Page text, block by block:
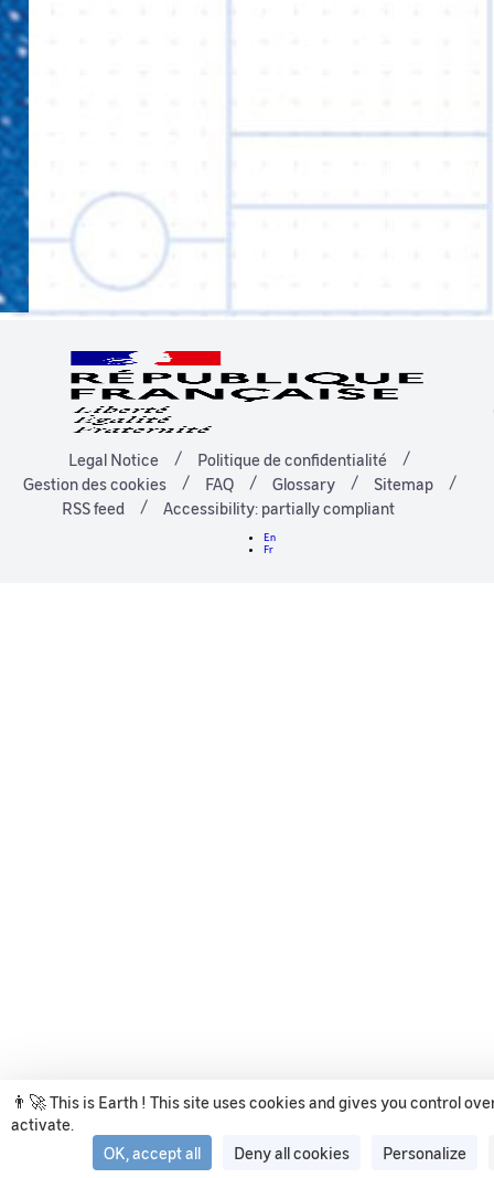
👨‍🚀 This is Earth ! This site uses cookies and gives you control
activate.
OK, accept all
Deny all cookies Personalize
Legal Notice
Politique de confidentialité
Gestion des cookies
FAQ Glossary
Sitemap
RSS feed
Accessibility: partially compliant
En
Fr